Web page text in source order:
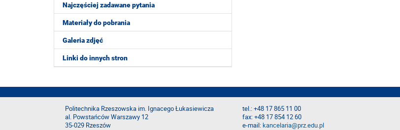
Najczęściej zadawane pytania
Materiały do pobrania
Galeria zdjęć
Linki do innych stron
Politechnika Rzeszowska im. Ignacego Łukasiewicza
al. Powstańców Warszawy 12
35-029 Rzeszów
tel.: +48 17 865 11 00
fax: +48 17 854 12 60
e-mail:kancelaria@prz.edu.pl